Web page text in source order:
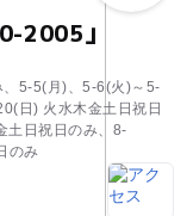
2005」
5-5(月)、5-6(火)～5-
日) 火水木金土日祝日
土日祝日のみ、8-
のみ